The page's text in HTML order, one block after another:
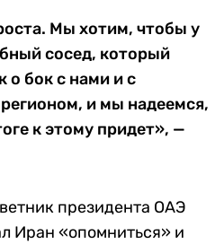
Мы хотим, чтобы у
сосед, который
о бок с нами и с
и мы надеемся,
к этому придет», —
президента ОАЭ
Иран «опомниться» и